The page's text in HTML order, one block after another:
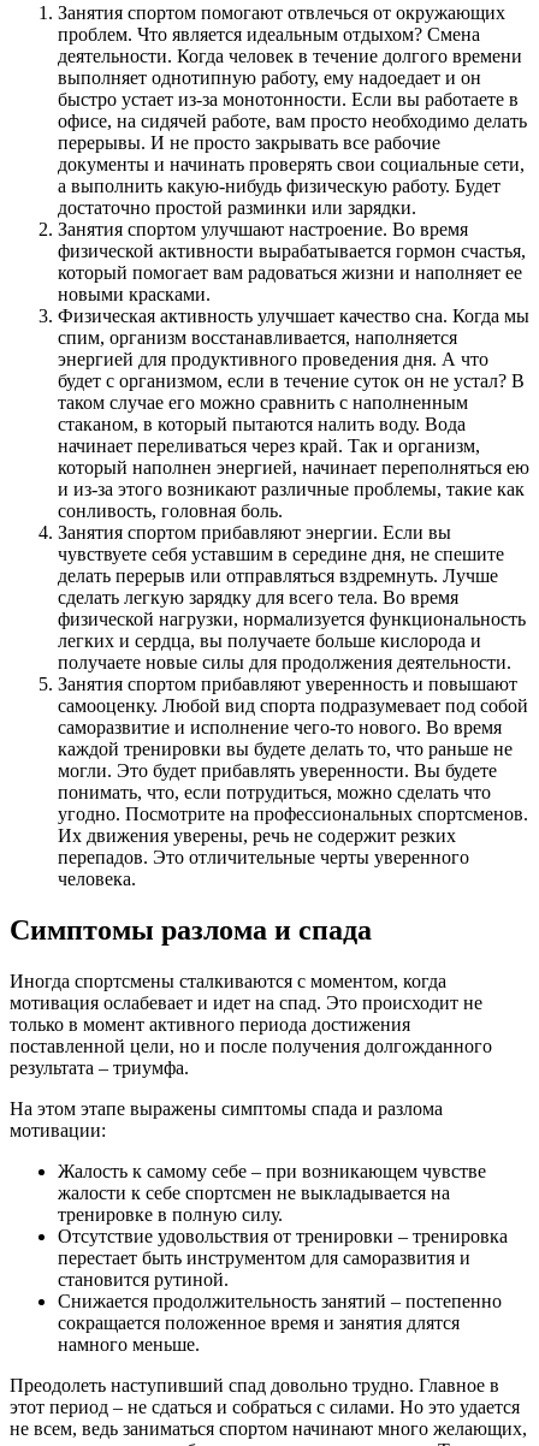
Занятия спортом помогают отвлечься от окружающих
проблем. Что является идеальным отдыхом? Смена
деятельности. Когда человек в течение долгого времени
выполняет однотипную работу, ему надоедает и он
быстро устает из-за монотонности. Если вы работаете в
офисе, на сидячей работе, вам просто необходимо делать
перерывы. И не просто закрывать все рабочие
документы и начинать проверять свои социальные сети,
а выполнить какую-нибудь физическую работу. Будет
достаточно простой разминки или зарядки.
Занятия спортом улучшают настроение. Во время
физической активности вырабатывается гормон счастья,
который помогает вам радоваться жизни и наполняет ее
новыми красками.
Физическая активность улучшает качество сна. Когда мы
спим, организм восстанавливается, наполняется
энергией для продуктивного проведения дня. А что
будет с организмом, если в течение суток он не устал? В
таком случае его можно сравнить с наполненным
стаканом, в который пытаются налить воду. Вода
начинает переливаться через край. Так и организм,
который наполнен энергией, начинает переполняться ею
и из-за этого возникают различные проблемы, такие как
сонливость, головная боль.
Занятия спортом прибавляют энергии. Если вы
чувствуете себя уставшим в середине дня, не спешите
делать перерыв или отправляться вздремнуть. Лучше
сделать легкую зарядку для всего тела. Во время
физической нагрузки, нормализуется функциональность
легких и сердца, вы получаете больше кислорода и
получаете новые силы для продолжения деятельности.
Занятия спортом прибавляют уверенность и повышают
самооценку. Любой вид спорта подразумевает под собой
саморазвитие и исполнение чего-то нового. Во время
каждой тренировки вы будете делать то, что раньше не
могли. Это будет прибавлять уверенности. Вы будете
понимать, что, если потрудиться, можно сделать что
угодно. Посмотрите на профессиональных спортсменов.
Их движения уверены, речь не содержит резких
перепадов. Это отличительные черты уверенного
человека.
Симптомы разлома и спада
Иногда спортсмены сталкиваются с моментом, когда
мотивация ослабевает и идет на спад. Это происходит не
только в момент активного периода достижения
поставленной цели, но и после получения долгожданного
результата – триумфа.
На этом этапе выражены симптомы спада и разлома
мотивации:
Жалость к самому себе – при возникающем чувстве
жалости к себе спортсмен не выкладывается на
тренировке в полную силу.
Отсутствие удовольствия от тренировки – тренировка
перестает быть инструментом для саморазвития и
становится рутиной.
Снижается продолжительность занятий – постепенно
сокращается положенное время и занятия длятся
намного меньше.
Преодолеть наступивший спад довольно трудно. Главное в
этот период – не сдаться и собраться с силами. Но это удается
не всем, ведь заниматься спортом начинают много желающих,